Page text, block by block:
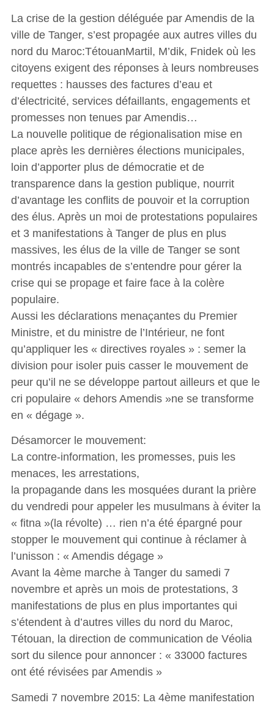
La crise de la gestion déléguée par Amendis de la
ville de Tanger, s’est propagée aux autres villes du
nord du Maroc:TétouanMartil, M’dik, Fnidek où les
citoyens exigent des réponses à leurs nombreuses
requettes : hausses des factures d’eau et
d’électricité, services défaillants, engagements et
promesses non tenues par Amendis…
La nouvelle politique de régionalisation mise en
place après les dernières élections municipales,
loin d’apporter plus de démocratie et de
transparence dans la gestion publique, nourrit
d’avantage les conflits de pouvoir et la corruption
des élus. Après un moi de protestations populaires
et 3 manifestations à Tanger de plus en plus
massives, les élus de la ville de Tanger se sont
montrés incapables de s’entendre pour gérer la
crise qui se propage et faire face à la colère
populaire.
Aussi les déclarations menaçantes du Premier
Ministre, et du ministre de l’Intérieur, ne font
qu’appliquer les « directives royales » : semer la
division pour isoler puis casser le mouvement de
peur qu’il ne se développe partout ailleurs et que le
cri populaire « dehors Amendis »ne se transforme
en « dégage ».
Désamorcer le mouvement:
La contre-information, les promesses, puis les
menaces, les arrestations,
la propagande dans les mosquées durant la prière
du vendredi pour appeler les musulmans à éviter la
« fitna »(la révolte) … rien n’a été épargné pour
stopper le mouvement qui continue à réclamer à
l’unisson : « Amendis dégage »
Avant la 4ème marche à Tanger du samedi 7
novembre et après un mois de protestations, 3
manifestations de plus en plus importantes qui
s’étendent à d’autres villes du nord du Maroc,
Tétouan, la direction de communication de Véolia
sort du silence pour annoncer : « 33000 factures
ont été révisées par Amendis »
Samedi 7 novembre 2015: La 4ème manifestation